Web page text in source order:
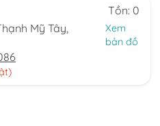
Tồn: 0
Mỹ Tây,
Xem
bản đồ